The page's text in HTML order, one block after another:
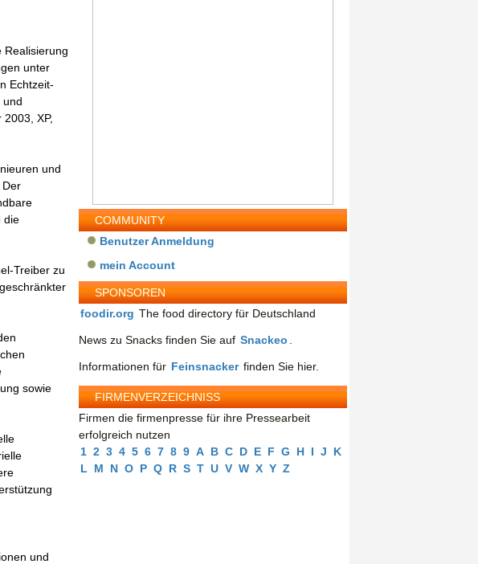
Realisierung
unter
Echtzeit-
und
XP,
und
Der
die
Treiber zu
sowie
und
COMMUNITY
Benutzer Anmeldung
mein Account
SPONSOREN
foodir.org The food directory für Deutschland
News zu Snacks finden Sie auf Snackeo
Informationen für Feinsnacker finden Sie hier.
FIRMENVERZEICHNISS
Firmen die firmenpresse für ihre Pressearbeit
erfolgreich nutzen
1 2 3 4 5 6 7 8 9 A B C D E F G H I J
K
L
M N O P Q R S T U V W X Y Z